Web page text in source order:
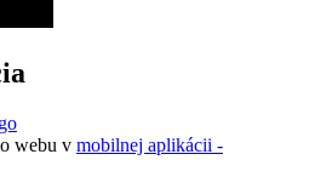
webu v mobilnej aplikácii -